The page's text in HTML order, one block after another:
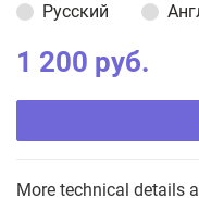
Русский
1 200 руб.
More technical details